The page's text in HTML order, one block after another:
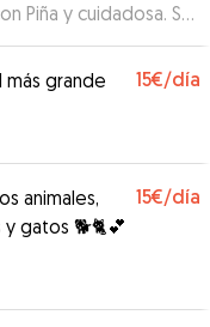
Piña y cuidadosa. Se
”
más grande 15€/día
animales,
gatos 🐕🐈💕
15€/día